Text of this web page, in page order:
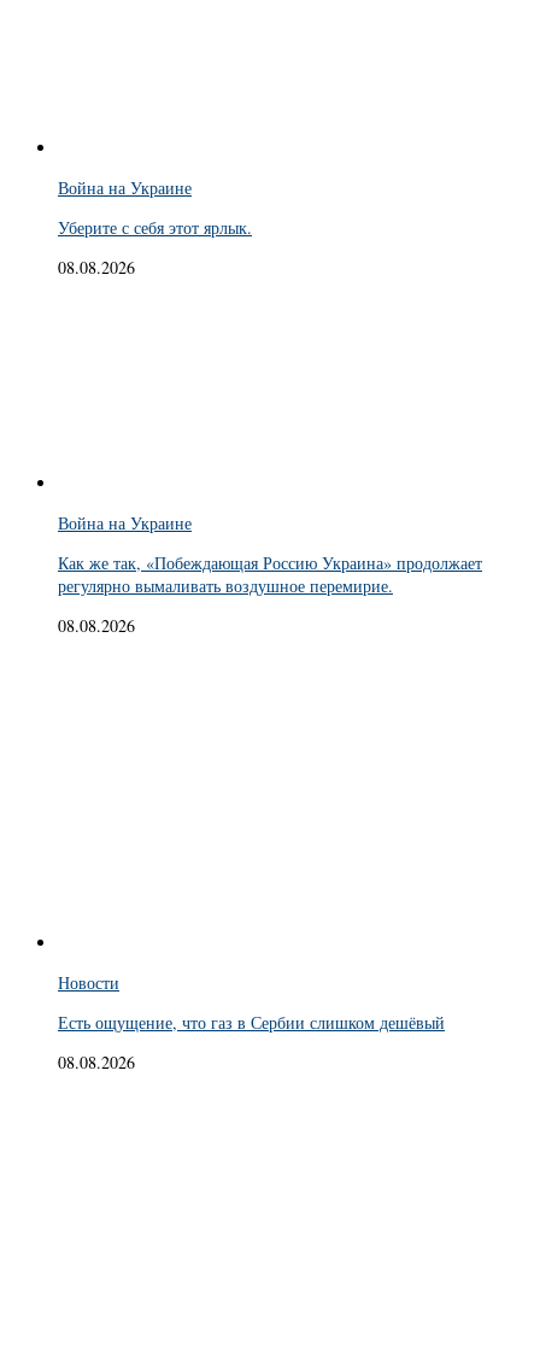
Война на Украине
Уберите с себя этот ярлык.
08.08.2026
Война на Украине
Как же так, «Побеждающая Россию Украина» продолжает
регулярно вымаливать воздушное перемирие.
08.08.2026
Новости
Есть ощущение, что газ в Сербии слишком дешёвый
08.08.2026